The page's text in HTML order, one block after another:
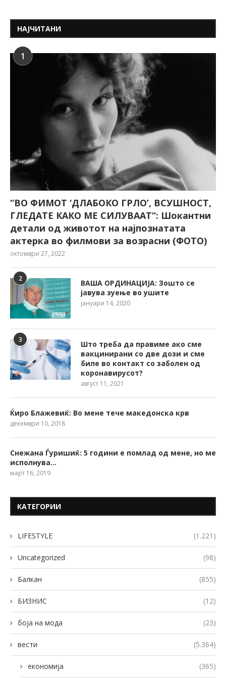
НАЈЧИТАНИ
1
“ВО ФИМОТ ‘ДЛАБОКО ГРЛО’, ВСУШНОСТ,
ГЛЕДАТЕ КАКО МЕ СИЛУВААТ“: Шокантни
детали од животот на најпознатата
актерка во филмови за возрасни (ФОТО)
октомври 27, 2022
2
ВАША ОРДИНАЦИЈА: Зошто се
јавува зуење во ушите
јануари 14, 2020
3
Што треба да правиме ако сме
вакцинирани со две дози и сме
биле во контакт со заболен од
коронавирусот?
август 11, 2021
Ќиро Блажевиќ: Во мене тече македонска крв
декември 10, 2018
Снежана Ѓуришиќ: 5 години е помлад од мене, но ме
исполнува…
март 16, 2019
КАТЕГОРИИ
LIFESTYLE (1.221)
Uncategorized (98)
Балкан (855)
БИЗНИС (12)
боја на мода (23)
вести (5.364)
економија (365)